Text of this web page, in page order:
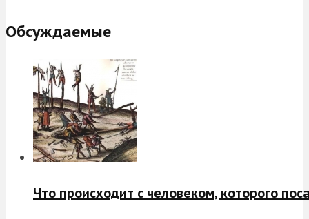
Обсуждаемые
Что происходит с человеком, которого